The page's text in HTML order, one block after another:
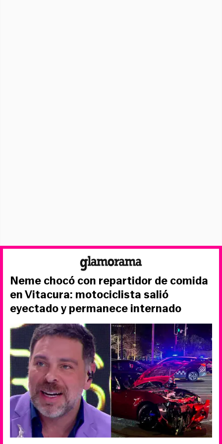
Neme chocó con repartidor de comida
en Vitacura: motociclista salió
eyectado y permanece internado